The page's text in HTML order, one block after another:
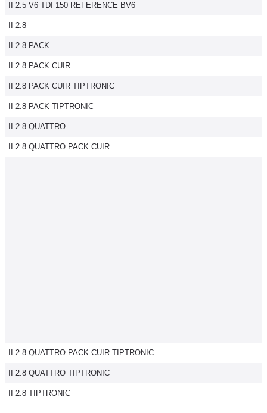
II 2.5 V6 TDI 150 REFERENCE BV6
II 2.8
II 2.8 PACK
II 2.8 PACK CUIR
II 2.8 PACK CUIR TIPTRONIC
II 2.8 PACK TIPTRONIC
II 2.8 QUATTRO
II 2.8 QUATTRO PACK CUIR
II 2.8 QUATTRO PACK CUIR TIPTRONIC
II 2.8 QUATTRO TIPTRONIC
II 2.8 TIPTRONIC